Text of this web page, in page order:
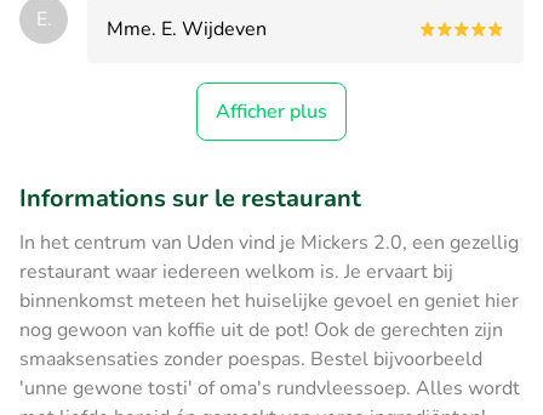
E. Mme. E. Wijdeven
Afficher plus
Informations sur le restaurant
In het centrum van Uden vind je Mickers 2.0, een gezellig
restaurant waar iedereen welkom is. Je ervaart bij
binnenkomst meteen het huiselijke gevoel en geniet hier
nog gewoon van koffie uit de pot! Ook de gerechten zijn
smaaksensaties zonder poespas. Bestel bijvoorbeeld
'unne gewone tosti' of oma's rundvleessoep. Alles wordt